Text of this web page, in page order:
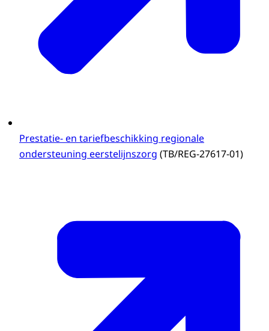
Prestatie- en tariefbeschikking regionale
ondersteuning eerstelijnszorg (TB/REG-27617-01)